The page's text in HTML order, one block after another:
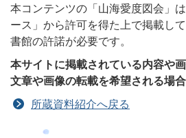
本コンテンツの「山海愛度図会」
ース」から許可を得た上で掲載し
書館の許諾が必要です。
本サイトに掲載されている内容や
文章や画像の転載を希望される場
所蔵資料紹介へ戻る